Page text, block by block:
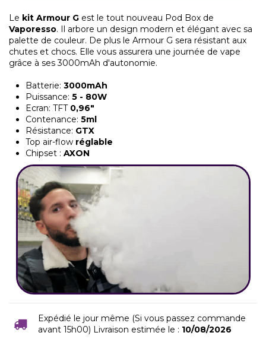
Le kit Armour G est le tout nouveau Pod Box de
Vaporesso. Il arbore un design modern et élégant avec sa
palette de couleur. De plus le Armour G sera résistant aux
chutes et chocs. Elle vous assurera une journée de vape
grâce à ses 3000mAh d'autonomie.
Batterie: 3000mAh
Puissance: 5 - 80W
Ecran: TFT 0,96"
Contenance: 5ml
Résistance: GTX
Top air-flow réglable
Chipset : AXON
Expédié le jour même (Si vous passez commande
avant 15h00) Livraison estimée le : 10/08/2026